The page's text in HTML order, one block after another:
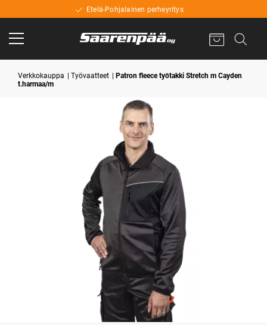
Etelä-Pohjalainen perheyritys
Verkkokauppa Työvaatteet
Patron fleece työtakki Stretch m Cayden
t.harmaa/m